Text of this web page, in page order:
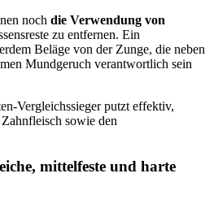
noch die Verwendung von
zu entfernen. Ein
Beläge von der Zunge, die neben
Mundgeruch verantwortlich sein
Vergleichssieger putzt effektiv,
sowie den
mittelfeste und harte